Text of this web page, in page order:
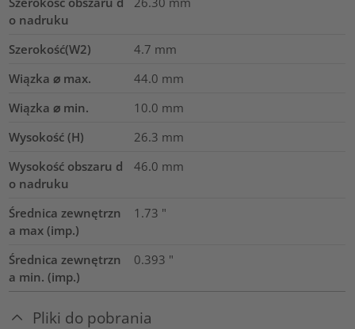
o nadruku
Szerokość(W2) 4.7 mm
Wiązka ⌀ max.
44.0 mm
Wiązka ⌀ min.
10.0 mm
Wysokość (H)
26.3 mm
Wysokość obszaru d
o nadruku
46.0 mm
Średnica zewnętrzn
a max (imp.)
1.73 "
Średnica zewnętrzn
a min. (imp.)
0.393 "
Pliki do pobrania